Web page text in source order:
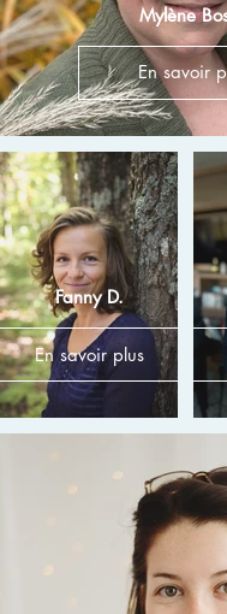
Mylène
En savoir
Fanny D.
En savoir plus